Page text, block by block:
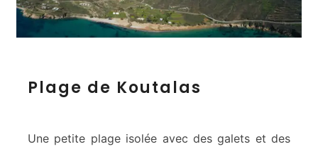
l
e
Plage de Koutalas
Une petite plage isolée avec des galets et des